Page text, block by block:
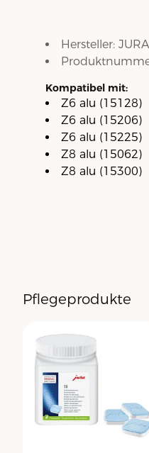
Hersteller: JURA
Kompatibel mit:
Z6 alu (15128)
Z6 alu (15206)
Z6 alu (15225)
Z8 alu (15062)
Z8 alu (15300)
Pflegeprodukte